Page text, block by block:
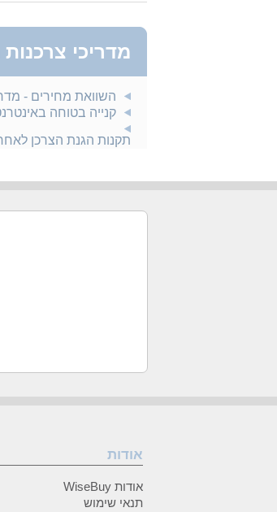
מדריכי צרכנות
השוואת מחירים -
קנייה בטוחה
תקנות הגנת הצרכן
אודות
אודות WiseBuy
תנאי שימוש